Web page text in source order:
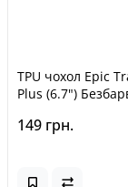
TPU чохол Epic
Plus (6.7")
149 грн.